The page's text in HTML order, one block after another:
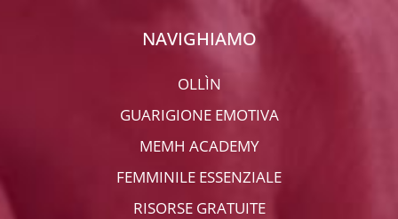
NAVIGHIAMO
OLLÌN
GUARIGIONE EMOTIVA
MEMH ACADEMY
FEMMINILE ESSENZIALE
RISORSE GRATUITE